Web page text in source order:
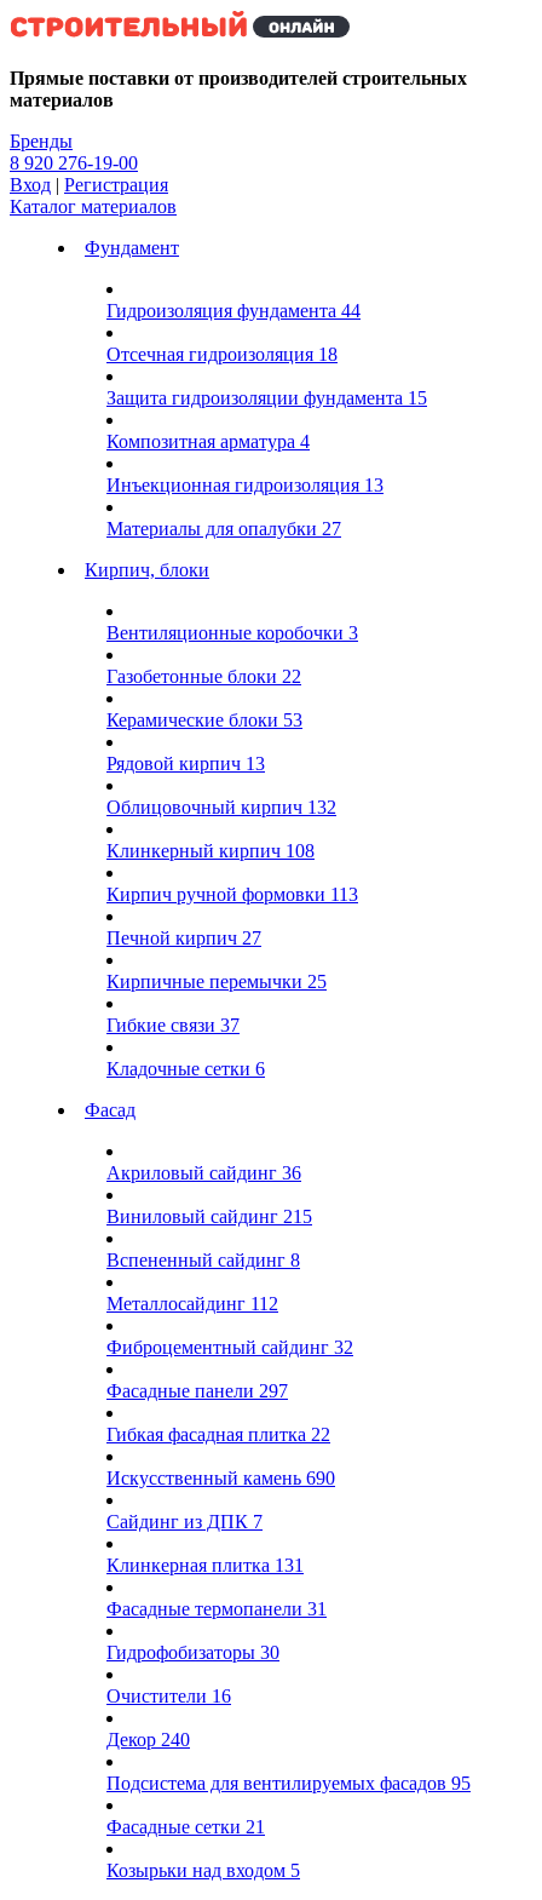
Kg
Прямые поставки от производителей строительных
материалов
Бренды
8 920 276-19-00
Вход | Регистрация
Каталог материалов
Фундамент
Гидроизоляция фундамента 44
Отсечная гидроизоляция 18
Защита гидроизоляции фундамента 15
Композитная арматура 4
Инъекционная гидроизоляция 13
Материалы для опалубки 27
Кирпич, блоки
Вентиляционные коробочки 3
Газобетонные блоки 22
Керамические блоки 53
Рядовой кирпич 13
Облицовочный кирпич 132
Клинкерный кирпич 108
Кирпич ручной формовки 113
Печной кирпич 27
Кирпичные перемычки 25
Гибкие связи 37
Кладочные сетки 6
Фасад
Акриловый сайдинг 36
Виниловый сайдинг 215
Вспененный сайдинг 8
Металлосайдинг 112
Фиброцементный сайдинг 32
Фасадные панели 297
Гибкая фасадная плитка 22
Искусственный камень 690
Сайдинг из ДПК 7
Клинкерная плитка 131
Фасадные термопанели 31
Гидрофобизаторы 30
Очистители 16
Декор 240
Подсистема для вентилируемых фасадов 95
Фасадные сетки 21
Козырьки над входом 5